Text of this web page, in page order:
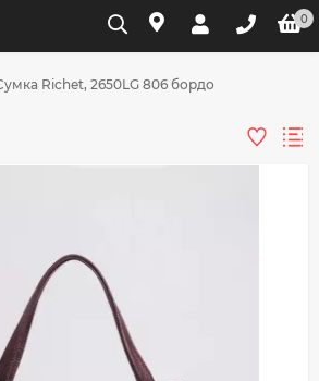
0
Richet, 2650LG 806 бордо